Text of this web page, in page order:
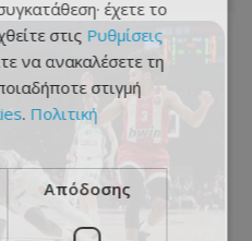
έχετε το
στις Ρυθμίσεις
να ανακαλέσετε τη
στιγμή
. Πολιτική
Απόδοσης